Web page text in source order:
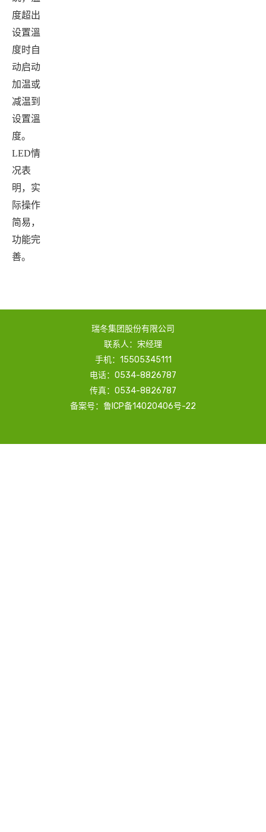
度超出
设置溫
度时自
动启动
加温或
减温到
设置溫
度。
LED情
况表
明，实
际操作
简易，
功能完
善。
瑞冬集团股份有限公司
联系人：宋经理
手机：15505345111
电话：0534-8826787
传真：0534-8826787
备案号：鲁ICP备14020406号-22